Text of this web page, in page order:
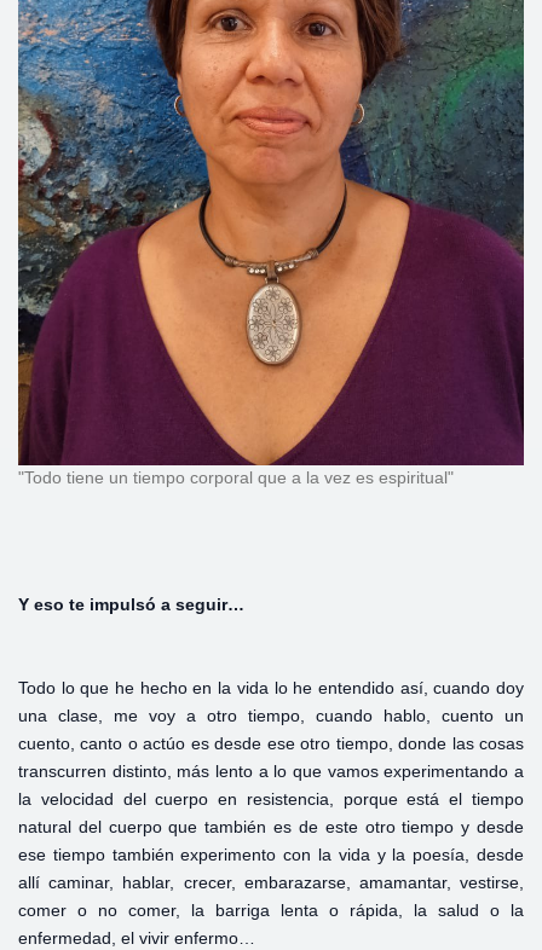
"Todo tiene un tiempo corporal que a la vez es espiritual"
Y eso te impulsó a seguir…
Todo lo que he hecho en la vida lo he entendido así, cuando doy
una clase, me voy a otro tiempo, cuando hablo, cuento un
cuento, canto o actúo es desde ese otro tiempo, donde las cosas
transcurren distinto, más lento a lo que vamos experimentando a
la velocidad del cuerpo en resistencia, porque está el tiempo
natural del cuerpo que también es de este otro tiempo y desde
ese tiempo también experimento con la vida y la poesía, desde
allí caminar, hablar, crecer, embarazarse, amamantar, vestirse,
comer o no comer, la barriga lenta o rápida, la salud o la
enfermedad, el vivir enfermo…